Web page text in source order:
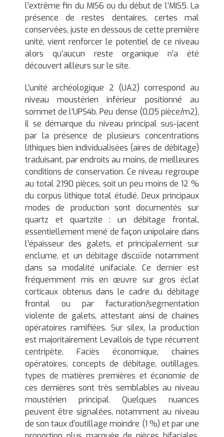
l’extrême fin du MIS6 ou du début de l’MIS5. La
présence de restes dentaires, certes mal
conservées, juste en dessous de cette première
unité, vient renforcer le potentiel de ce niveau
alors qu’aucun reste organique n’a été
découvert ailleurs sur le site.
L’unité archéologique 2 (UA2) correspond au
niveau moustérien inférieur positionné au
sommet de l’UPS4b. Peu dense (0,05 pièce/m2),
il se démarque du niveau principal sus-jacent
par la présence de plusieurs concentrations
lithiques bien individualisées (aires de débitage)
traduisant, par endroits au moins, de meilleures
conditions de conservation. Ce niveau regroupe
au total 2190 pièces, soit un peu moins de 12 %
du corpus lithique total étudié. Deux principaux
modes de production sont documentés sur
quartz et quartzite : un débitage frontal,
essentiellement mené de façon unipolaire dans
l’épaisseur des galets, et principalement sur
enclume, et un débitage discoïde notamment
dans sa modalité unifaciale. Ce dernier est
fréquemment mis en œuvre sur gros éclat
corticaux obtenus dans le cadre du débitage
frontal ou par facturation/segmentation
violente de galets, attestant ainsi de chaines
opératoires ramifiées. Sur silex, la production
est majoritairement Levallois de type récurrent
centripète. Faciès économique, chaines
opératoires, concepts de débitage, outillages,
types de matières premières et économie de
ces dernières sont très semblables au niveau
moustérien principal. Quelques nuances
peuvent être signalées, notamment au niveau
de son taux d’outillage moindre (1 %) et par une